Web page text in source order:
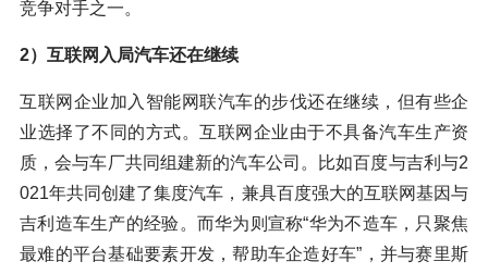
竞争对手之一。
2）互联网入局汽车还在继续
互联网企业加入智能网联汽车的步伐还在继续，但有些企
业选择了不同的方式。互联网企业由于不具备汽车生产资
质，会与车厂共同组建新的汽车公司。比如百度与吉利与2
021年共同创建了集度汽车，兼具百度强大的互联网基因与
吉利造车生产的经验。而华为则宣称“华为不造车，只聚焦
最难的平台基础要素开发，帮助车企造好车”，并与赛里斯